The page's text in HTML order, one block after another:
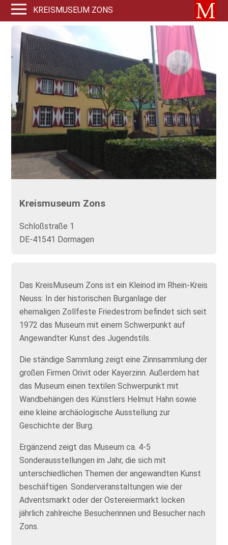
KREISMUSEUM ZONS
Kreismuseum Zons
Schloßstraße 1
DE-41541 Dormagen
Das KreisMuseum Zons ist ein Kleinod im Rhein-Kreis
Neuss: In der historischen Burganlage der
ehemaligen Zollfeste Friedestrom befindet sich seit
1972 das Museum mit einem Schwerpunkt auf
Angewandter Kunst des Jugendstils.
Die ständige Sammlung zeigt eine Zinnsammlung der
großen Firmen Orivit oder Kayerzinn. Außerdem hat
das Museum einen textilen Schwerpunkt mit
Wandbehängen des Künstlers Helmut Hahn sowie
eine kleine archäologische Ausstellung zur
Geschichte der Burg.
Ergänzend zeigt das Museum ca. 4-5
Sonderausstellungen im Jahr, die sich mit
unterschiedlichen Themen der angewandten Kunst
beschäftigen. Sonderveranstaltungen wie der
Adventsmarkt oder der Ostereiermarkt locken
jährlich zahlreiche Besucherinnen und Besucher nach
Zons.